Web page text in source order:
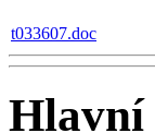
t033607.doc
Hlavní